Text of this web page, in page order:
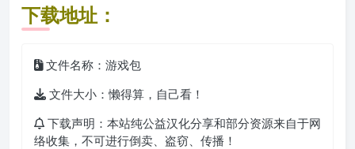
下载地址：
文件名称：游戏包
文件大小：懒得算，自己看！
下载声明：本站纯公益汉化分享和部分资源来自于网
络收集，不可进行倒卖、盗窃、传播！